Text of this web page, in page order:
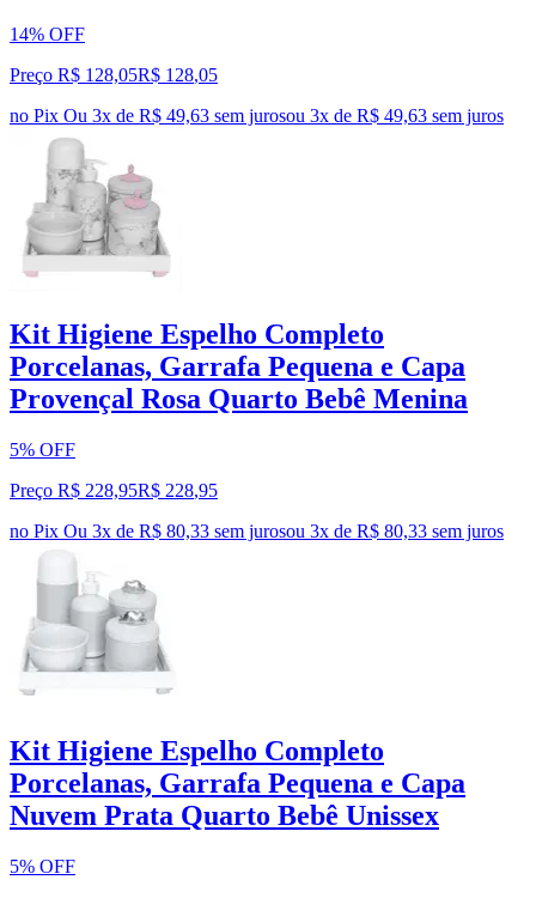
14% OFF
Preço R$ 128,05R$ 128,05
no Pix Ou 3x de R$ 49,63 sem jurosou 3x de R$ 49,63 sem juros
Kit Higiene Espelho Completo
Porcelanas, Garrafa Pequena e Capa
Provençal Rosa Quarto Bebê Menina
5% OFF
Preço R$ 228,95R$ 228,95
no Pix Ou 3x de R$ 80,33 sem jurosou 3x de R$ 80,33 sem juros
Kit Higiene Espelho Completo
Porcelanas, Garrafa Pequena e Capa
Nuvem Prata Quarto Bebê Unissex
5% OFF